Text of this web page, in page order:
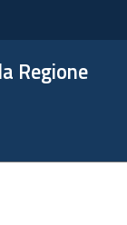
Regione